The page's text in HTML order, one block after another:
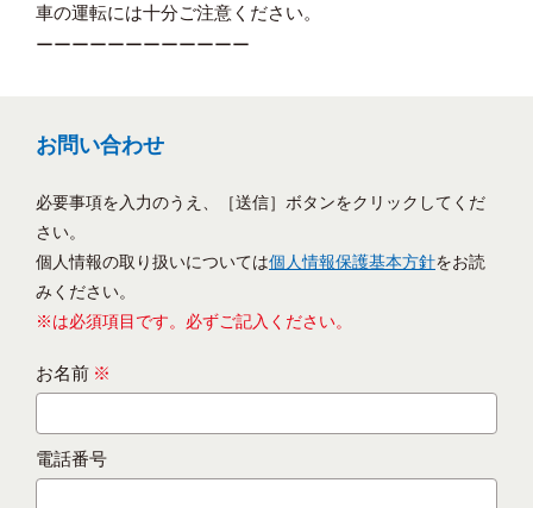
車の運転には十分ご注意ください。
ーーーーーーーーーーーー
お問い合わせ
必要事項を入力のうえ、［送信］ボタンをクリックしてくだ
さい。
個人情報の取り扱いについては個人情報保護基本方針をお読
みください。
※は必須項目です。必ずご記入ください。
お名前 ※
電話番号